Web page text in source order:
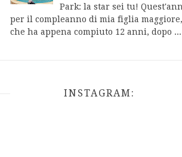
Park: la star sei tu!
per il compleanno di mia figlia maggiore,
che ha appena compiuto 12 anni, dopo ...
INSTAGRAM: